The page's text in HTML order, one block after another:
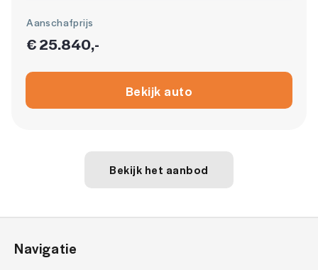
Aanschafprijs
€ 25.840,-
Bekijk auto
Bekijk het aanbod
Navigatie